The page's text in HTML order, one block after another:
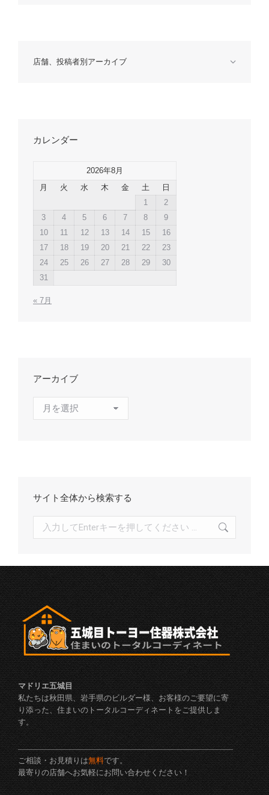
店舗、投稿者別アーカイブ
カレンダー
2026年8月
月
火 水 木 金 土
日
1
2
3
4 5 6 7 8
9
10
11 12 13 14 15
16
17
18 19 20 21 22
23
24
25 26 27 28 29
30
31
« 7月
アーカイブ
サイト全体から検索する
マドリエ五城目
私たちは秋田県、岩手県のビルダー様、お客様のご要望に寄
り添った、住まいのトータルコーディネートをご提供しま
す。
ご相談・お見積りは無料です。
最寄りの店舗へお気軽にお問い合わせください！